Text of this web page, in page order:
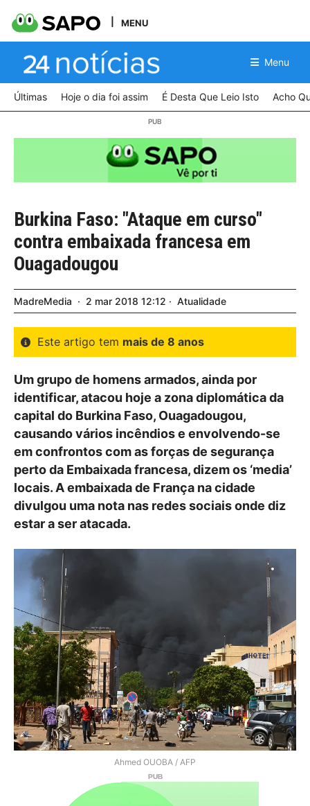
MENU
Menu
Últimas Hoje o dia foi assim É Desta Que Leio Isto Acho
Burkina Faso: "Ataque em curso"
contra embaixada francesa em
Ouagadougou
MadreMedia 2 mar 2018 12:12 Atualidade
Este artigo tem mais de 8 anos
Um grupo de homens armados, ainda por
identificar, atacou hoje a zona diplomática da
capital do Burkina Faso, Ouagadougou,
causando vários incêndios e envolvendo-se
em confrontos com as forças de segurança
perto da Embaixada francesa, dizem os ‘media’
locais. A embaixada de França na cidade
divulgou uma nota nas redes sociais onde diz
estar a ser atacada.
Ahmed OUOBA / AFP